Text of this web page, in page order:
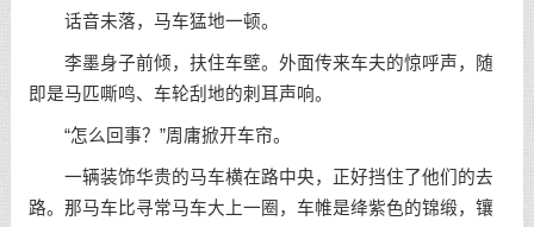
话音未落，马车猛地一顿。
李墨身子前倾，扶住车壁。外面传来车夫的惊呼声，随
即是马匹嘶鸣、车轮刮地的刺耳声响。
“怎么回事？”周庸掀开车帘。
一辆装饰华贵的马车横在路中央，正好挡住了他们的去
路。那马车比寻常马车大上一圈，车帷是绛紫色的锦缎，镶